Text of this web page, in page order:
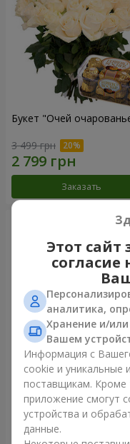
Букет "Очей
3 499 грн
Заказать
Букет "Сказка моей
2 399 грн
Этот сайт
согласие
аналитика,
Хранение и/
Вашем
Информация с
cookie и уникальные
поставщикам. Кроме
приложение смогут
устройства и
данные.